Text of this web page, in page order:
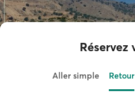
Réservez
Aller simple Retour